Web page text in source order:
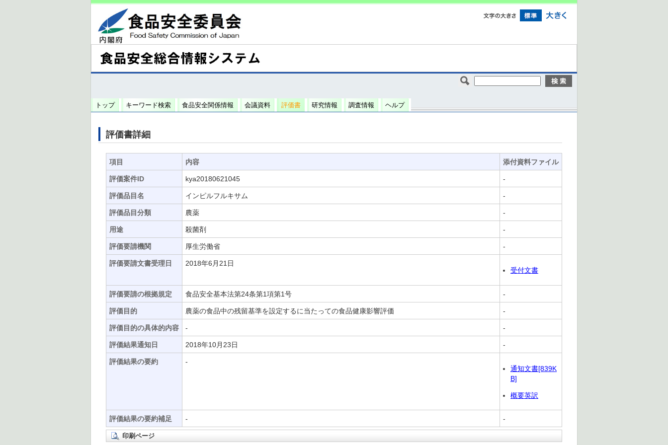
トップ キーワード検索 食品安全関係情報 会議資料 評価書 研究情報 調査情報 ヘルプ
評価書詳細
項目 内容 添付資料ファイル
評価案件ID kya20180621045 -
評価品目名 インピルフルキサム -
評価品目分類 農薬 -
用途 殺菌剤 -
評価要請機関 厚生労働省 -
評価要請文書受理日
2018年6月21日
受付文書
評価要請の根拠規定 食品安全基本法第24条第1項第1号 -
評価目的 農薬の食品中の残留基準を設定するに当たっての食品健康影響評価 -
評価目的の具体的内容 - -
評価結果通知日 2018年10月23日 -
評価結果の要約
-
通知文書[839K
B]
概要英訳
評価結果の要約補足 - -
印刷ページ